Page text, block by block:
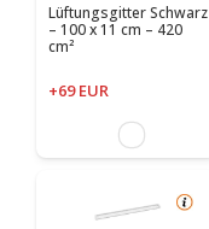
Lüftungsgitter Schwarz
– 100 x 11 cm – 420
cm²
+69 EUR